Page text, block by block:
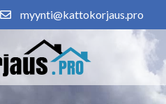
myynti@kattokorjaus.pro